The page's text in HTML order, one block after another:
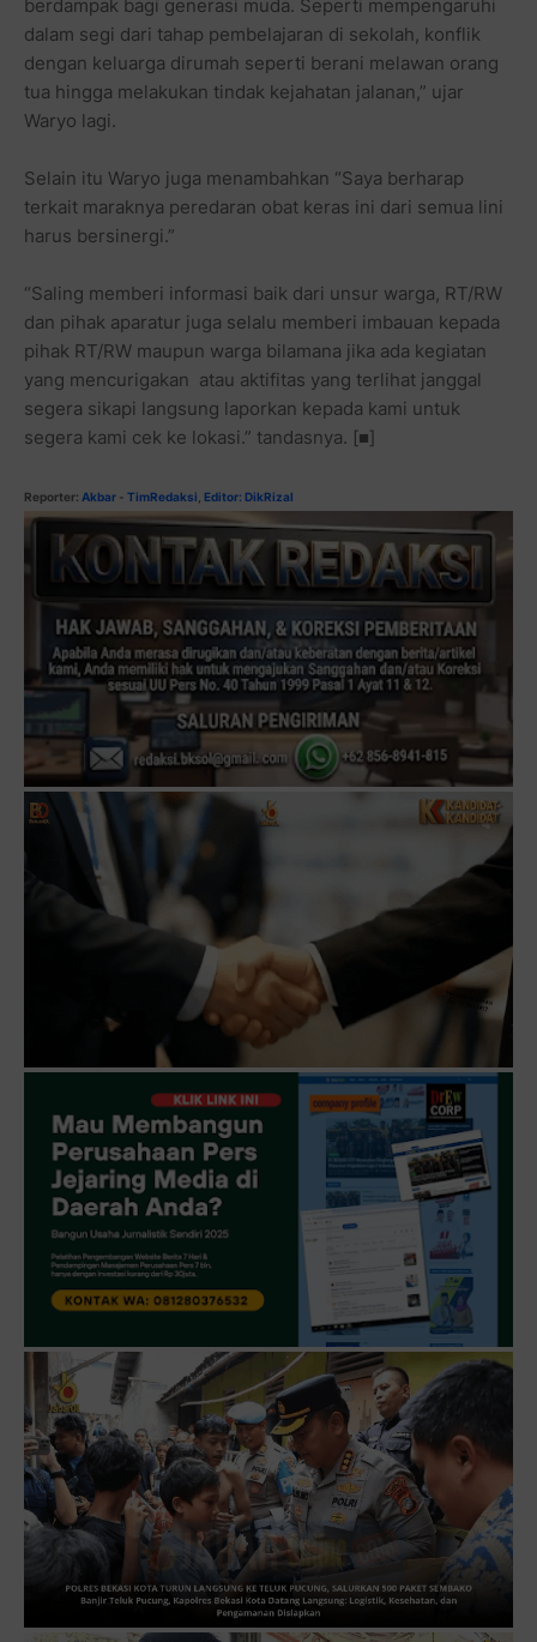
berdampak bagi generasi muda. Seperti mempengaruhi
dalam segi dari tahap pembelajaran di sekolah, konflik
dengan keluarga dirumah seperti berani melawan orang
tua hingga melakukan tindak kejahatan jalanan,” ujar
Waryo lagi.
Selain itu Waryo juga menambahkan “Saya berharap
terkait maraknya peredaran obat keras ini dari semua lini
harus bersinergi.”
“Saling memberi informasi baik dari unsur warga, RT/RW
dan pihak aparatur juga selalu memberi imbauan kepada
pihak RT/RW maupun warga bilamana jika ada kegiatan
yang mencurigakan atau aktifitas yang terlihat janggal
segera sikapi langsung laporkan kepada kami untuk
segera kami cek ke lokasi.” tandasnya. [■]
Reporter: Akbar - TimRedaksi Editor: DikRizal